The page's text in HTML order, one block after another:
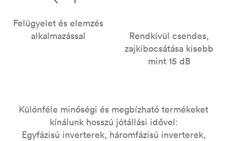
Felügyelet és elemzés
alkalmazással
Rendkívül csendes,
zajkibocsátása kisebb
mint 15 dB
Különféle minőségi és megbízható termékeket
kínálunk hosszú jótállási idővel:
Egyfázisú inverterek, háromfázisú inverterek,